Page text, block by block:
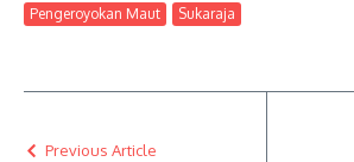
Pengeroyokan Maut
Sukaraja
Previous Article